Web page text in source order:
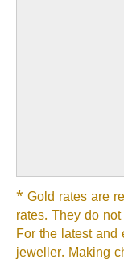
* Gold rates are
rates. They do
For the latest and
jeweller. Making